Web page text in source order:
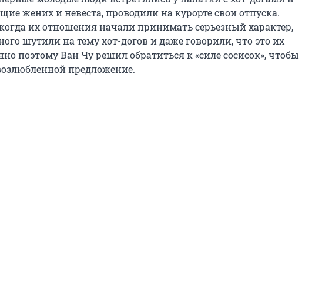
жених и невеста, проводили на курорте свои отпуска.
их отношения начали принимать серьезный характер,
шутили на тему хот-догов и даже говорили, что это их
поэтому Ван Чу решил обратиться к «силе сосисок», чтобы
предложение.